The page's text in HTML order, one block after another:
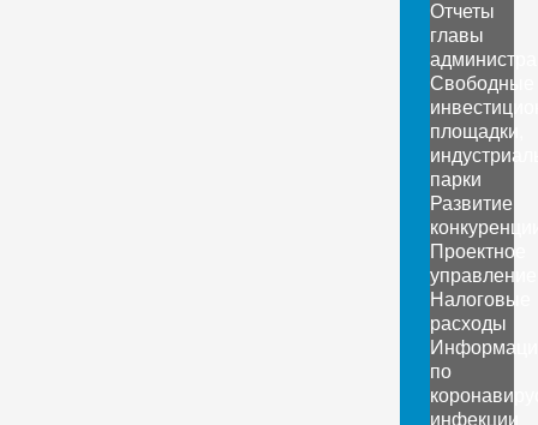
Отчеты
главы
Свободные
площадки,
парки
Развитие
Проектное
управление
Налоговые
расходы
по
инфекции